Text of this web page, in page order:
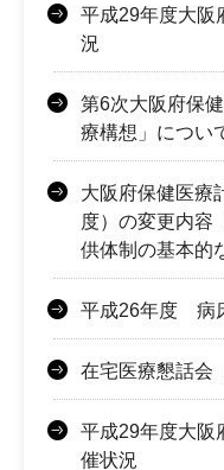
平成29年度大阪
況
第6次大阪府保
療構想」につい
大阪府保健医療
度）の変更内
供体制の基本的
平成26年度 病
在宅医療懇話会
平成29年度大阪
催状況